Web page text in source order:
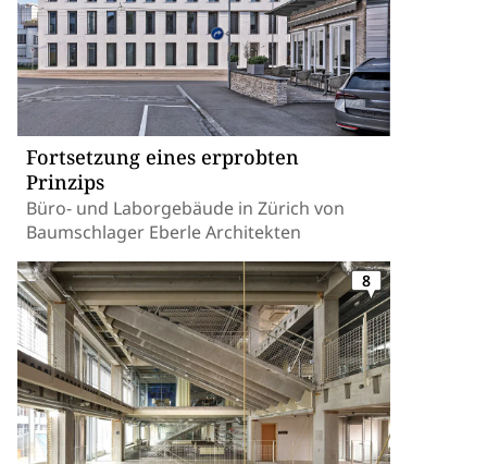
Fortsetzung eines erprobten
Prinzips
Büro- und Laborgebäude in Zürich von
Baumschlager Eberle Architekten
8